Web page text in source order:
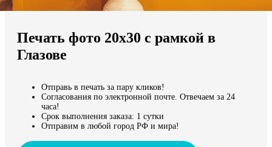
Мы доставляем по всему миру
Продолжить без города
Печать фото 20х30 с рамкой в
Глазове
Отправь в печать за пару кликов!
Согласования по электронной почте. Отвечаем за 24
часа!
Срок выполнения заказа: 1 сутки
Отправим в любой город РФ и мира!